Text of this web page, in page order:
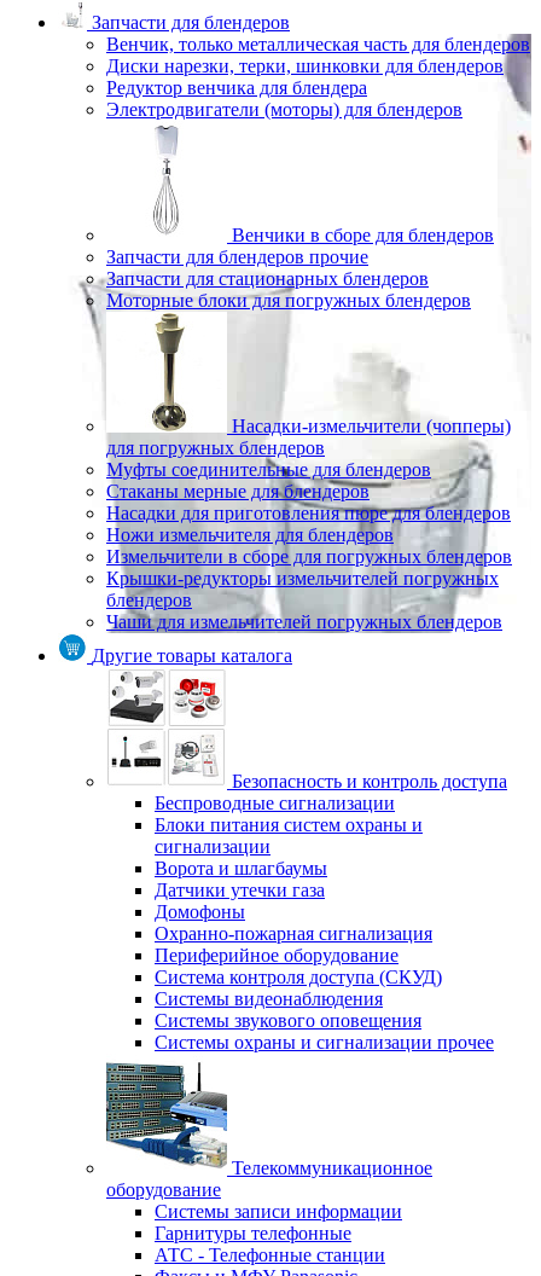
Запчасти для блендеров
Венчик, только металлическая часть для блендеров
Диски нарезки, терки, шинковки для блендеров
Редуктор венчика для блендера
Электродвигатели (моторы) для блендеров
Венчики в сборе для блендеров
Запчасти для блендеров прочие
Запчасти для стационарных блендеров
Моторные блоки для погружных блендеров
Насадки-измельчители (чопперы)
для погружных блендеров
Муфты соединительные для блендеров
Стаканы мерные для блендеров
Насадки для приготовления пюре для блендеров
Ножи измельчителя для блендеров
Измельчители в сборе для погружных блендеров
Крышки-редукторы измельчителей погружных
блендеров
Чаши для измельчителей погружных блендеров
Другие товары каталога
Безопасность и контроль доступа
Беспроводные сигнализации
Блоки питания систем охраны и
сигнализации
Ворота и шлагбаумы
Датчики утечки газа
Домофоны
Охранно-пожарная сигнализация
Периферийное оборудование
Система контроля доступа (СКУД)
Системы видеонаблюдения
Системы звукового оповещения
Системы охраны и сигнализации прочее
Телекоммуникационное
оборудование
Системы записи информации
Гарнитуры телефонные
АТС - Телефонные станции